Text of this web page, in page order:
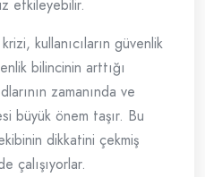
etkileyebilir.
kullanıcıların güvenlik
bilincinin arttığı
zamanında ve
büyük önem taşır. Bu
dikkatini çekmiş
çalışıyorlar.